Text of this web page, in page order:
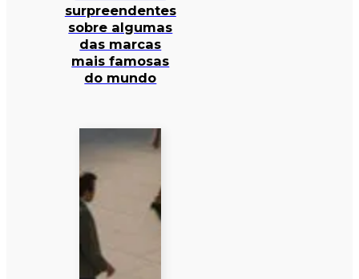
surpreendentes
sobre algumas
das marcas
mais famosas
do mundo